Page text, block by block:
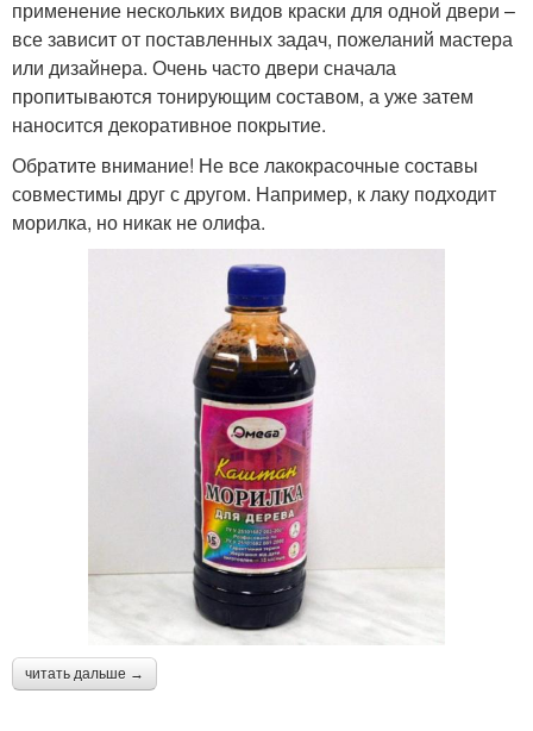
применение нескольких видов краски для одной двери –
все зависит от поставленных задач, пожеланий мастера
или дизайнера. Очень часто двери сначала
пропитываются тонирующим составом, а уже затем
наносится декоративное покрытие.
Обратите внимание! Не все лакокрасочные составы
совместимы друг с другом. Например, к лаку подходит
морилка, но никак не олифа.
читать дальше →